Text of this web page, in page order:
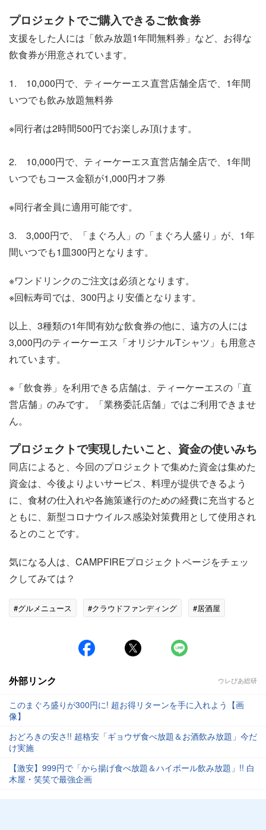
プロジェクトでご購入できるご飲食券
支援をした人には「飲み放題1年間無料券」など、お得な
飲食券が用意されています。
1. 10,000円で、ティーケーエス直営店舗全店で、1年間
いつでも飲み放題無料券
※同行者は2時間500円でお楽しみ頂けます。
2. 10,000円で、ティーケーエス直営店舗全店で、1年間
いつでもコース金額が1,000円オフ券
※同行者全員に適用可能です。
3. 3,000円で、「まぐろ人」の「まぐろ人盛り」が、1年
間いつでも1皿300円となります。
※ワンドリンクのご注文は必須となります。
※回転寿司では、300円より安価となります。
以上、3種類の1年間有効な飲食券の他に、遠方の人には
3,000円のティーケーエス「オリジナルTシャツ」も用意さ
れています。
※「飲食券」を利用できる店舗は、ティーケーエスの「直
営店舗」のみです。「業務委託店舗」ではご利用できませ
ん。
プロジェクトで実現したいこと、資金の使いみち
同店によると、今回のプロジェクトで集めた資金は集めた
資金は、今後よりよいサービス、料理が提供できるよう
に、食材の仕入れや各施策遂行のための経費に充当すると
ともに、新型コロナウイルス感染対策費用として使用され
るとのことです。
気になる人は、CAMPFIREプロジェクトページをチェッ
クしてみては？
#グルメニュース #クラウドファンディング #居酒屋
外部リンク ウレぴあ総研
このまぐろ盛りが300円に! 超お得リターンを手に入れよう【画
像】
おどろきの安さ!! 超格安「ギョウザ食べ放題＆お酒飲み放題」今だ
け実施
【激安】999円で「から揚げ食べ放題＆ハイボール飲み放題」!! 白
木屋・笑笑で最強企画